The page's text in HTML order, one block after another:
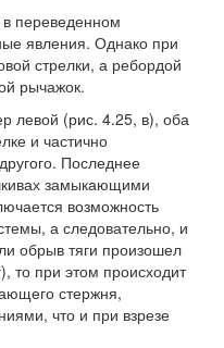
переведенном
явления. Однако при
стрелки, а ребордой
рычажок.
левой (рис. 4.25, в), оба
и частично
Последнее
замыкающими
возможность
а следовательно, и
обрыв тяги произошел
то при этом происходит
стержня,
что и при взрезе